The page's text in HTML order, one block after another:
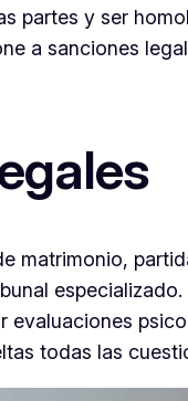
partes y ser
a sanciones
matrimonio,
especializado.
evaluaciones
todas las